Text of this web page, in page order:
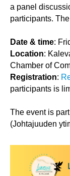
a panel
participants.
Date & time:
Location:
Chamber of
Registration:
participants is
The event is
(Johtajuuden